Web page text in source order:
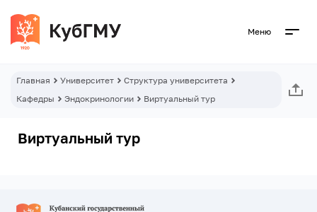
Меню
Главная Университет
Структура университета
Кафедры
Эндокринологии Виртуальный тур
Виртуальный тур